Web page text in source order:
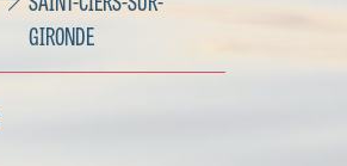
GIRONDE